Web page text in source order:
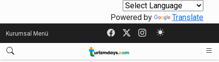
Powered by Translate
Kurumsal Menü